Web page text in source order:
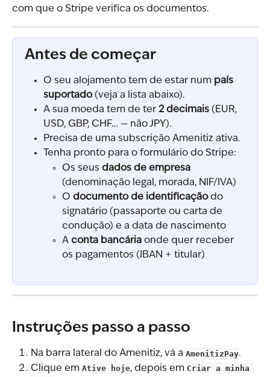
com que o Stripe verifica os documentos.
Antes de começar
O seu alojamento tem de estar num país
suportado (veja a lista abaixo).
A sua moeda tem de ter 2 decimais (EUR,
USD, GBP, CHF… — não JPY).
Precisa de uma subscrição Amenitiz ativa.
Tenha pronto para o formulário do Stripe:
Os seus dados de empresa
(denominação legal, morada, NIF/IVA)
O documento de identificação do
signatário (passaporte ou carta de
condução) e a data de nascimento
A conta bancária onde quer receber
os pagamentos (IBAN + titular)
Instruções passo a passo
Na barra lateral do Amenitiz, vá a AmenitizPay.
Clique em Ative hoje, depois em Criar a minha